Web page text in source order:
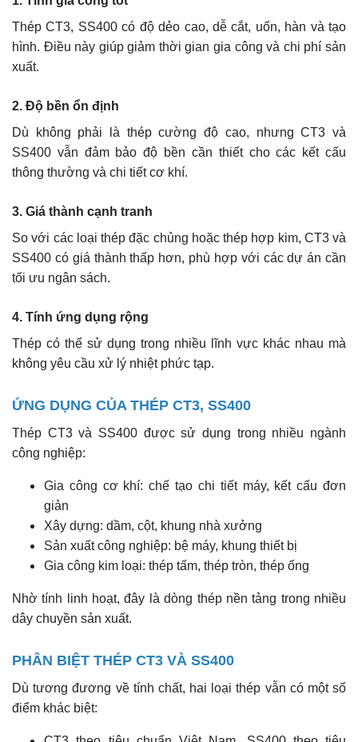
Thép CT3, SS400 có độ dẻo cao, dễ cắt, uốn, hàn và tạo
hình. Điều này giúp giảm thời gian gia công và chi phí sản
xuất.
2. Độ bền ổn định
Dù không phải là thép cường độ cao, nhưng CT3 và
SS400 vẫn đảm bảo độ bền cần thiết cho các kết cấu
thông thường và chi tiết cơ khí.
3. Giá thành cạnh tranh
So với các loại thép đặc chủng hoặc thép hợp kim, CT3 và
SS400 có giá thành thấp hơn, phù hợp với các dự án cần
tối ưu ngân sách.
4. Tính ứng dụng rộng
Thép có thể sử dụng trong nhiều lĩnh vực khác nhau mà
không yêu cầu xử lý nhiệt phức tạp.
ỨNG DỤNG CỦA THÉP CT3, SS400
Thép CT3 và SS400 được sử dụng trong nhiều ngành
công nghiệp:
Gia công cơ khí: chế tạo chi tiết máy, kết cấu đơn
giản
Xây dựng: dầm, cột, khung nhà xưởng
Sản xuất công nghiệp: bệ máy, khung thiết bị
Gia công kim loại: thép tấm, thép tròn, thép ống
Nhờ tính linh hoạt, đây là dòng thép nền tảng trong nhiều
dây chuyền sản xuất.
PHÂN BIỆT THÉP CT3 VÀ SS400
Dù tương đương về tính chất, hai loại thép vẫn có một số
điểm khác biệt: